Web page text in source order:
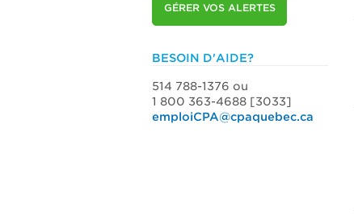
GÉRER VOS ALERTES
BESOIN D'AIDE?
514 788-1376 ou
1 800 363-4688 [3033]
emploiCPA@cpaquebec.ca